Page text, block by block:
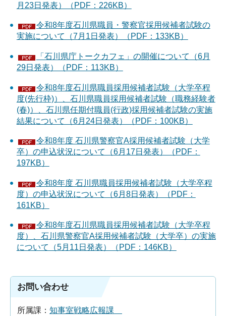
月23日発表）（PDF：226KB）
令和8年度石川県職員・警察官採用候補者試験の
実施について（7月1日発表）（PDF：133KB）
「石川県庁トークカフェ」の開催について（6月
29日発表）（PDF：113KB）
令和8年度石川県職員採用候補者試験（大学卒程
度(先行枠)）、石川県職員採用候補者試験（職務経験者
(春)）、石川県任期付職員(行政)採用候補者試験の実施
結果について（6月24日発表）（PDF：100KB）
令和8年度 石川県警察官A採用候補者試験（大学
卒）の申込状況について（6月17日発表）（PDF：
197KB）
令和8年度 石川県職員採用候補者試験（大学卒程
度）の申込状況について（6月8日発表）（PDF：
161KB）
令和8年度石川県職員採用候補者試験（大学卒程
度）、石川県警察官A採用候補者試験（大学卒）の実施
について（5月11日発表）（PDF：146KB）
お問い合わせ
所属課： 知事室戦略広報課